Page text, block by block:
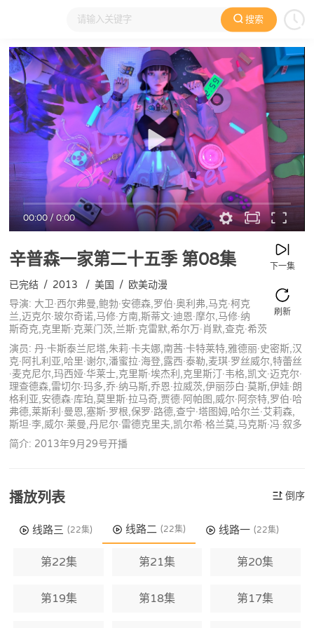
搜索
大家在看 日本动漫 国产动漫 欧美动漫 动漫电影
00:00/0:00
辛普森一家第二十五季第08集 下一集
刷新
已完结 / 2013 / 美国 / 欧美动漫
导演: 大卫·西尔弗曼,鲍勃·安德森,罗伯·奥利弗,马克·柯克
兰,迈克尔·玻尔奇诺,马修·方南,斯蒂文·迪恩·摩尔,马修·纳
斯奇克,克里斯·克莱门茨,兰斯·克雷默,希尔万·肖默,查克·希茨
演员: 丹·卡斯泰兰尼塔,朱莉·卡夫娜,南茜·卡特莱特,雅德丽·史密斯,汉
克·阿扎利亚,哈里·谢尔,潘蜜拉·海登,露西·泰勒,麦琪·罗丝威尔,特蕾丝
·麦克尼尔,玛西娅·华莱士,克里斯·埃杰利,克里斯汀·韦格,凯文·迈克尔·
理查德森,雷切尔·玛多,乔·纳马斯,乔恩·拉威茨,伊丽莎白·莫斯,伊娃·朗
格利亚,安德森·库珀,莫里斯·拉马奇,贾德·阿帕图,威尔·阿奈特,罗伯·哈
弗德,莱斯利·曼恩,塞斯·罗根,保罗·路德,查宁·塔图姆,哈尔兰·艾莉森,
斯坦·李,威尔·莱曼,丹尼尔·雷德克里夫,凯尔希·格兰莫,马克斯·冯·叙多
简介: 2013年9月29号开播
播放列表 倒序
线路三 (22集) 线路二 (22集) 线路一 (22集)
第22集 第21集 第20集
第19集 第18集 第17集